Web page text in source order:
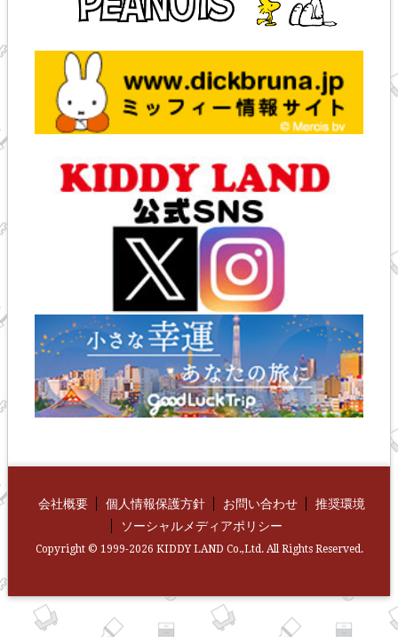
会社概要 個人情報保護方針 お問い合わせ
推奨環境
ソーシャルメディアポリシー
Copyright © 1999-2026 KIDDY LAND Co.,Ltd. All Rights Reserved.